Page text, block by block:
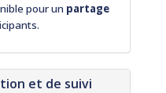
pour un partage
et de suivi